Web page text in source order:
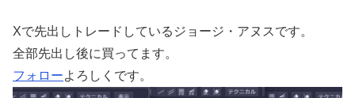
Xで先出しトレードしているジョージ・アヌスです。
全部先出し後に買ってます。
フォローよろしくです。